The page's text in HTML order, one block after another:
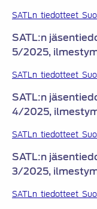
SATL:n
5/2025,
SATL:n
4/2025,
SATL:n
3/2025,